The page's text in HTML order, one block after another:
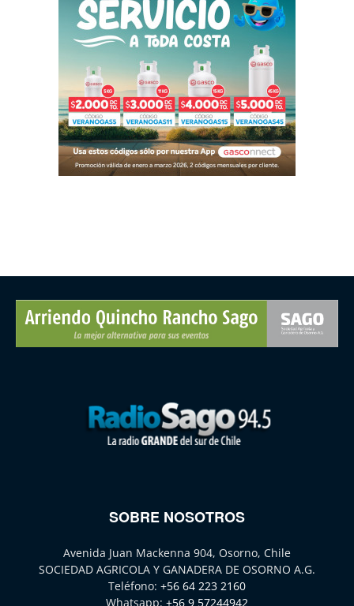
SOBRE NOSOTROS
Avenida Juan Mackenna 904, Osorno, Chile
SOCIEDAD AGRICOLA Y GANADERA DE OSORNO A.G.
Teléfono: +56 64 223 2160
Whatsapp: +56 9 57244942